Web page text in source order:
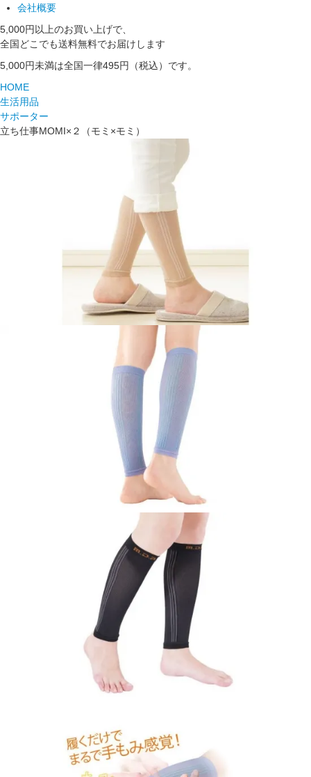
会社概要
5,000円以上のお買い上げで、
全国どこでも送料無料でお届けします
5,000円未満は全国一律495円（税込）です。
HOME
生活用品
サポーター
立ち仕事MOMI×２（モミ×モミ）